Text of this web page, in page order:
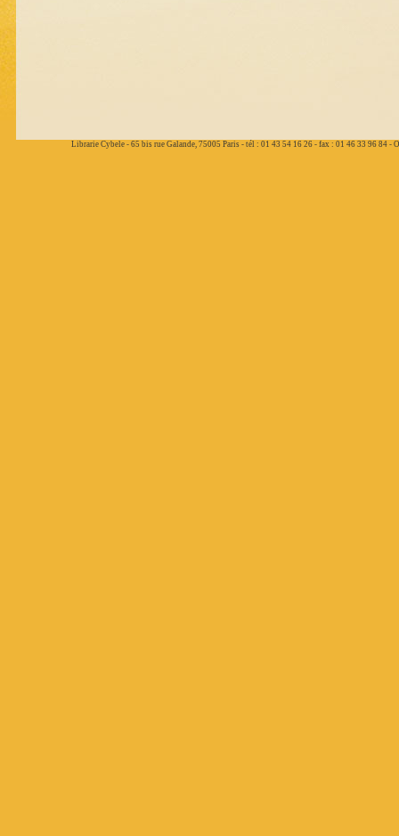
Librarie Cybele - 65 bis rue Galande, 75005 Paris - tél : 01 43 54 16 26 - fax : 01 46 33 96 84